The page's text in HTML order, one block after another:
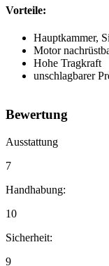
Vorteile:
Hauptkammer,
Motor
Hohe Tragkraft
unschlagbarer
Bewertung
Ausstattung
7
Handhabung:
10
Sicherheit:
9